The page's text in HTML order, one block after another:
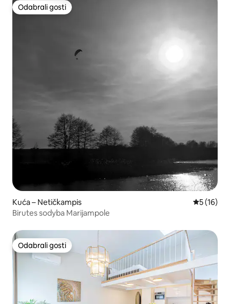
Odabrali gosti
Odabrali gosti
Kuća – Netičkampis Prosječna
5 (16)
Birutes sodyba Marijampole
Odabrali gosti
Odabrali gosti